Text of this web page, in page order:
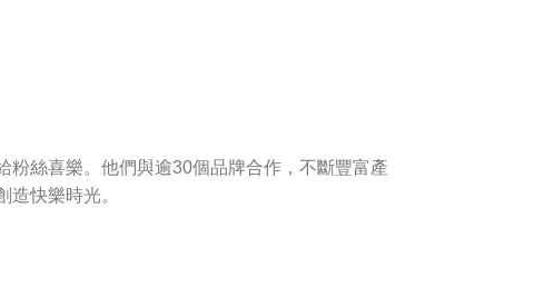
粉絲喜樂。他們與逾30個品牌合作，不斷豐富產
快樂時光。